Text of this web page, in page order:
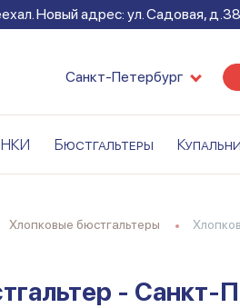
Новый адрес: ул. Садовая,
Санкт-Петербург
Бюстгальтеры
Хлопковые бюстгальтеры
- Санкт-